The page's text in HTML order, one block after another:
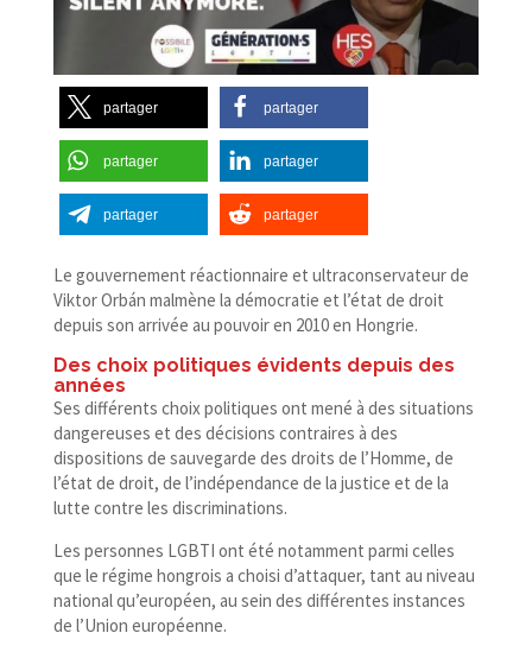
partager partager
partager partager
partager partager
Le gouvernement réactionnaire et ultraconservateur de
Viktor Orbán malmène la démocratie et l’état de droit
depuis son arrivée au pouvoir en 2010 en Hongrie.
Des choix politiques évidents depuis des
années
Ses différents choix politiques ont mené à des situations
dangereuses et des décisions contraires à des
dispositions de sauvegarde des droits de l’Homme, de
l’état de droit, de l’indépendance de la justice et de la
lutte contre les discriminations.
Les personnes LGBTI ont été notamment parmi celles
que le régime hongrois a choisi d’attaquer, tant au niveau
national qu’européen, au sein des différentes instances
de l’Union européenne.